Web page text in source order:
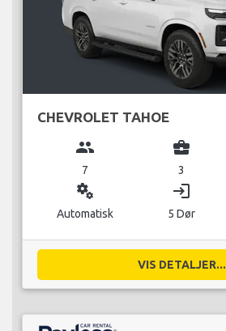
CHEVROLET TAHOE
group
7
business_center
3
miscellaneous_services
Automatisk
login
5 Dør
VIS DETALJER...